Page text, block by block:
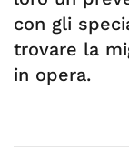
con gli
trovare la
in opera.